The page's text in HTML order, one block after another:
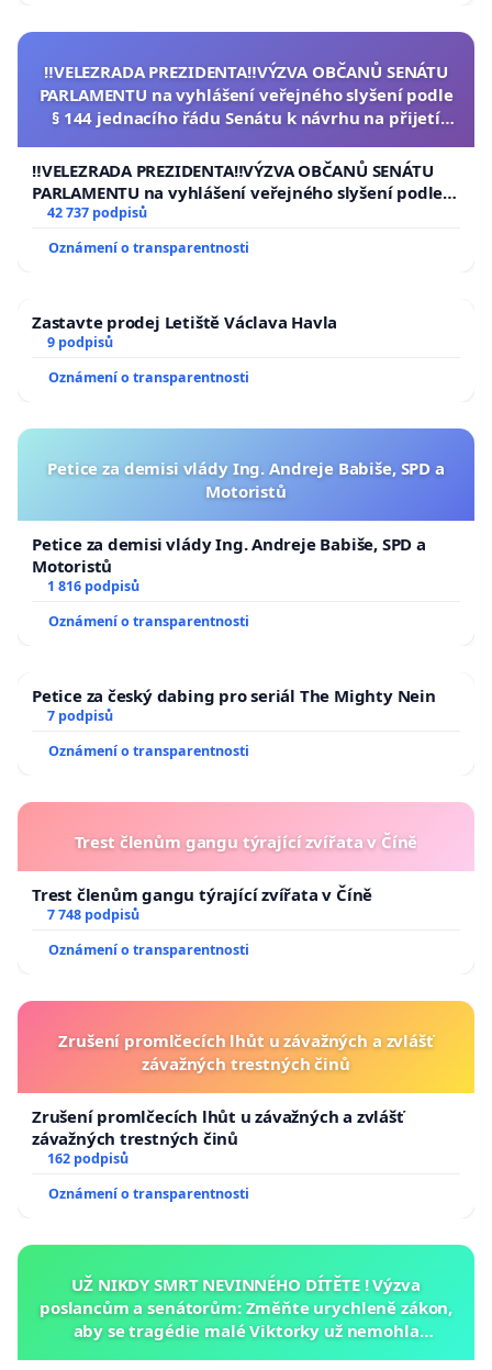
‼️VELEZRADA PREZIDENTA‼️VÝZVA OBČANŮ SENÁTU
PARLAMENTU na vyhlášení veřejného slyšení podle
§ 144 jednacího řádu Senátu k návrhu na přijetí
republiky
‼️VELEZRADA PREZIDENTA‼️VÝZVA OBČANŮ SENÁTU
PARLAMENTU na vyhlášení veřejného slyšení podle §
144 jednacího řádu Senátu k návrhu na přijetí
republiky
42 737 podpisů
Oznámení o transparentnosti
Zastavte prodej Letiště Václava Havla
9 podpisů
Oznámení o transparentnosti
Petice za demisi vlády Ing. Andreje Babiše, SPD a
Motoristů
Petice za demisi vlády Ing. Andreje Babiše, SPD a
Motoristů
1 816 podpisů
Oznámení o transparentnosti
Petice za český dabing pro seriál The Mighty Nein
7 podpisů
Oznámení o transparentnosti
Trest členům gangu týrající zvířata v Číně
Trest členům gangu týrající zvířata v Číně
7 748 podpisů
Oznámení o transparentnosti
Zrušení promlčecích lhůt u závažných a zvlášť
závažných trestných činů
Zrušení promlčecích lhůt u závažných a zvlášť
závažných trestných činů
162 podpisů
Oznámení o transparentnosti
UŽ NIKDY SMRT NEVINNÉHO DÍTĚTE ! Výzva
poslancům a senátorům: Změňte urychleně zákon,
aby se tragédie malé Viktorky už nemohla